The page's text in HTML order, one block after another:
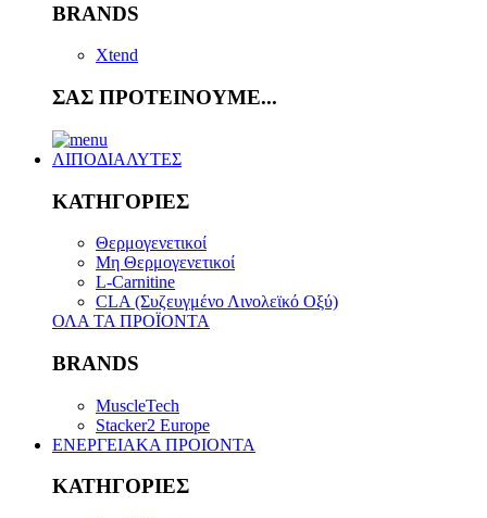
BRANDS
Xtend
ΣΑΣ ΠΡΟΤΕΙΝΟΥΜΕ...
ΛΙΠΟΔΙΑΛΥΤΕΣ
ΚΑΤΗΓΟΡΙΕΣ
Θερμογενετικοί
Μη Θερμογενετικοί
L-Carnitine
CLA (Συζευγμένο Λινολεϊκό Οξύ)
ΟΛΑ ΤΑ ΠΡΟΪΟΝΤΑ
BRANDS
MuscleTech
Stacker2 Europe
ΕΝΕΡΓΕΙΑΚΑ ΠΡΟΙΟΝΤΑ
ΚΑΤΗΓΟΡΙΕΣ